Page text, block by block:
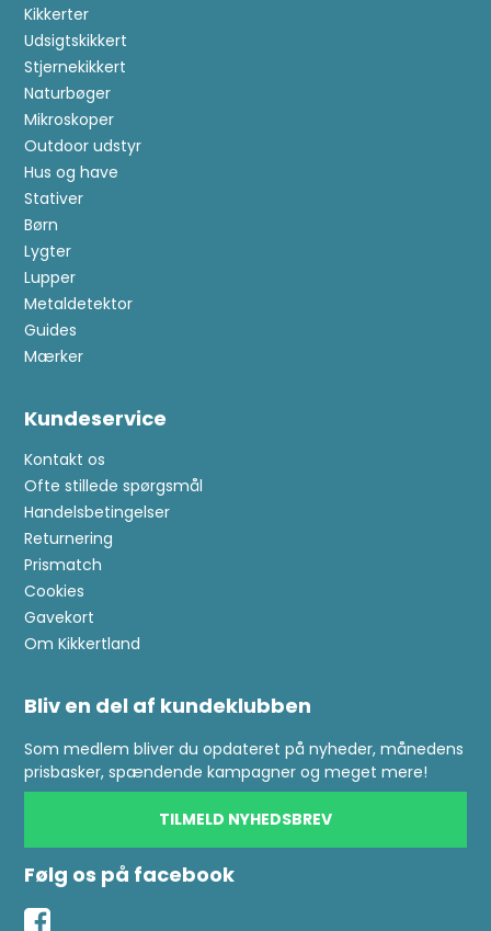
Kikkerter
Udsigtskikkert
Stjernekikkert
Naturbøger
Mikroskoper
Outdoor udstyr
Hus og have
Stativer
Børn
Lygter
Lupper
Metaldetektor
Guides
Mærker
Kundeservice
Kontakt os
Ofte stillede spørgsmål
Handelsbetingelser
Returnering
Prismatch
Cookies
Gavekort
Om Kikkertland
Bliv en del af kundeklubben
Som medlem bliver du opdateret på nyheder, månedens
prisbasker, spændende kampagner og meget mere!
TILMELD NYHEDSBREV
Følg os på facebook